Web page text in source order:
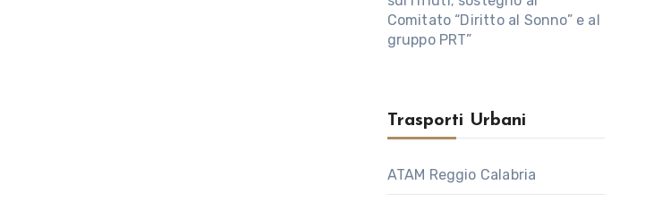
Comitato “Diritto al Sonno” e al
gruppo PRT”
Trasporti Urbani
ATAM Reggio Calabria